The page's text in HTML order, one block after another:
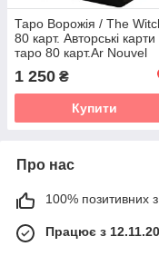
Таро Ворожія / The
80 карт. Авторські карти
таро 80 карт.Ar Nouvel
(4820000099295)
(Українська /
1 250 ₴
Купити
Про нас
100% позитивних з
Працює з